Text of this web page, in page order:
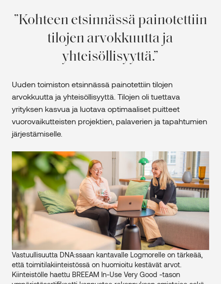
Kohteen etsinnässä painotettiin
tilojen arvokkuutta ja
yhteisöllisyyttä.
Uuden toimiston etsinnässä painotettiin tilojen
arvokkuutta ja yhteisöllisyyttä. Tilojen oli tuettava
yrityksen kasvua ja luotava optimaaliset puitteet
vuorovaikutteisten projektien, palaverien ja tapahtumien
järjestämiselle.
Vastuullisuutta DNA:ssaan kantavalle Logmorelle on tärkeää,
että toimitilakiinteistössä on huomioitu kestävät arvot.
Kiinteistölle haettu BREEAM In-Use Very Good -tason